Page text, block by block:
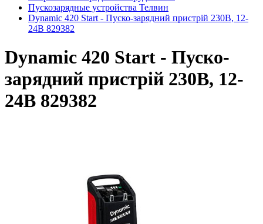
Пускозарядные устройства Телвин
Dynamic 420 Start - Пуско-зарядний пристрій 230В, 12-
24В 829382
Dynamic 420 Start - Пуско-
зарядний пристрій 230В, 12-
24В 829382